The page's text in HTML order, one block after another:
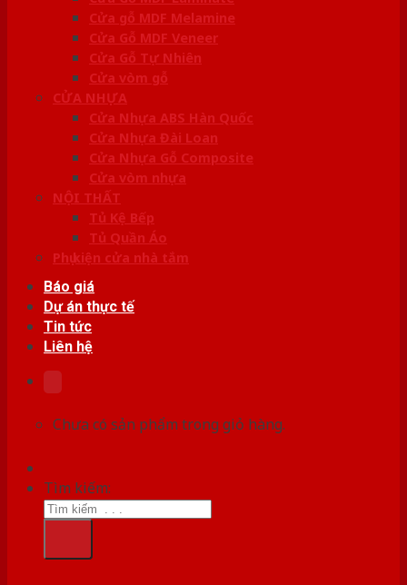
Cửa gỗ MDF Melamine
Cửa Gỗ MDF Veneer
Cửa Gỗ Tự Nhiên
Cửa vòm gỗ
CỬA NHỰA
Cửa Nhựa ABS Hàn Quốc
Cửa Nhựa Đài Loan
Cửa Nhựa Gỗ Composite
Cửa vòm nhựa
NỘI THẤT
Tủ Kệ Bếp
Tủ Quần Áo
Phụ kiện cửa nhà tắm
Báo giá
Dự án thực tế
Tin tức
Liên hệ
Chưa có sản phẩm trong giỏ hàng.
Tìm kiếm: